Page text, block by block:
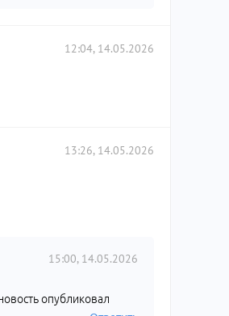
12:04, 14.05.2026
13:26, 14.05.2026
15:00, 14.05.2026
опубликовал